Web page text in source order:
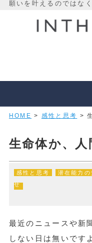
HOME > 感性と思考 >
生命体か、人
感性と思考 潜在能力の
せ
最近のニュースや新
しない日は無いで